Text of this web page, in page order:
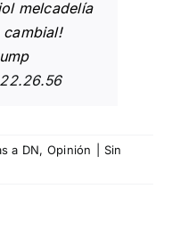
melcadelía
a DN, Opinión
Sin